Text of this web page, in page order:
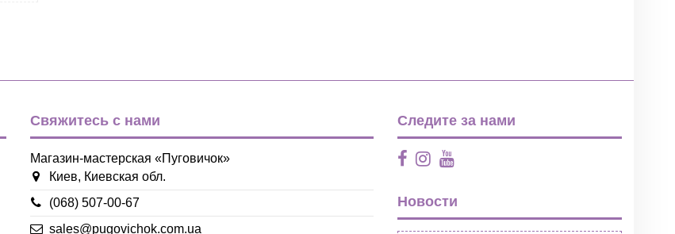
Свяжитесь с нами
Магазин-мастерская «Пуговичок»
Киев, Киевская обл.
(068) 507-00-67
sales@pugovichok.com.ua
Следите за нами
Новости